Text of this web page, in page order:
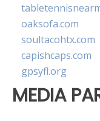
oaksofa.com
soultacohtx.com
capishcaps.com
gpsyfl.org
MEDIA